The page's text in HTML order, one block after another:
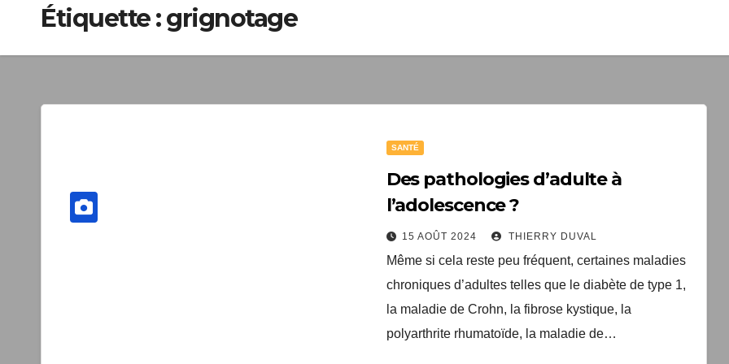
Étiquette :grignotage
SANTÉ
Des pathologies d’adulte à
l’adolescence ?
15 AOÛT 2024 THIERRY DUVAL
Même si cela reste peu fréquent, certaines maladies
chroniques d’adultes telles que le diabète de type 1,
la maladie de Crohn, la fibrose kystique, la
polyarthrite rhumatoïde, la maladie de…
à télécharger
santé"
TopEquilibre.fr pour vous
contenant des offres
de désabonnement
Une erreur est survenue
formulaire. Merci de
Votre inscription a bien
livre numérique a été
arriver d'ici quelques